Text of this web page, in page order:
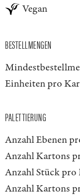
Vegan
BESTELLMENGEN
Einheiten pro
PALETTIERUNG
Anzahl Ebenen
Anzahl Kartons
Anzahl Stück pro
Anzahl Kartons